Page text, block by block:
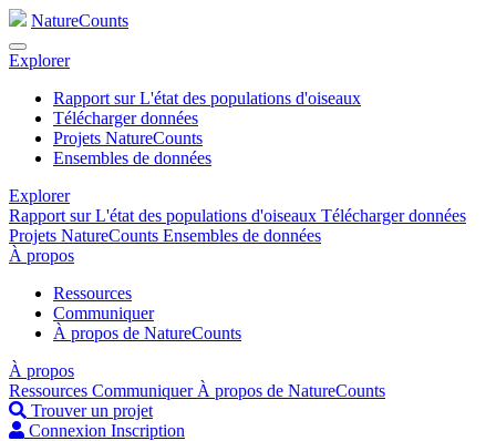
NatureCounts
Explorer
Rapport sur L'état des populations d'oiseaux
Télécharger données
Projets NatureCounts
Ensembles de données
Explorer
Rapport sur L'état des populations d'oiseaux Télécharger données
Projets NatureCounts Ensembles de données
À propos
Ressources
Communiquer
À propos de NatureCounts
À propos
Ressources Communiquer À propos de NatureCounts
Trouver un projet
Connexion Inscription